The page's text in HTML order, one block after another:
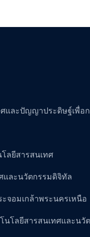
และปัญญาประดิษฐ์เพื่อ
ลยีสารสนเทศ
และนวัตกรรมดิจิทัล
จอมเกล้าพระนครเหนือ
โลยีสารสนเทศและนวั